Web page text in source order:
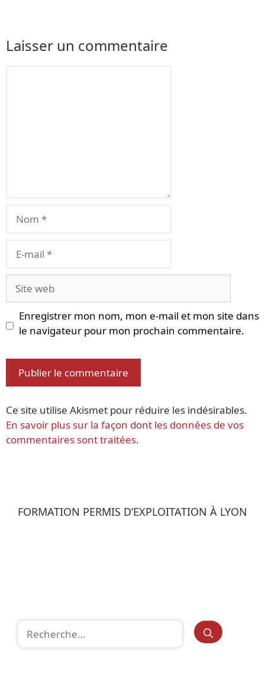
Laisser un commentaire
mail
web
Enregistrer mon nom, mon e-mail et mon site dans
le navigateur pour mon prochain commentaire.
Ce site utilise Akismet pour réduire les indésirables.
En savoir plus sur la façon dont les données de vos
commentaires sont traitées.
FORMATION PERMIS D’EXPLOITATION À LYON